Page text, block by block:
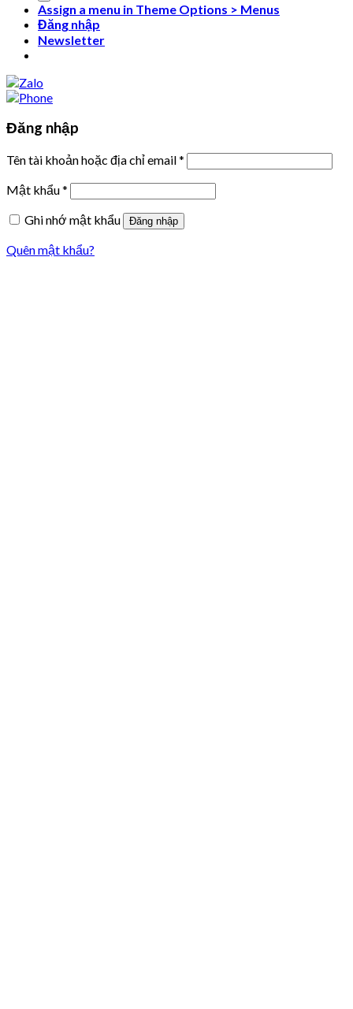
Assign a menu in Theme Options > Menus
Đăng nhập
Newsletter
Đăng nhập
Tên tài khoản hoặc địa chỉ email*
Mật khẩu*
Ghi nhớ mật khẩu
Đăng nhập
Quên mật khẩu?